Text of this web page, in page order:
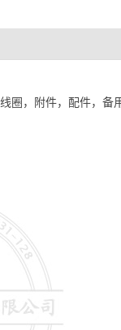
圈，附件，配件，备